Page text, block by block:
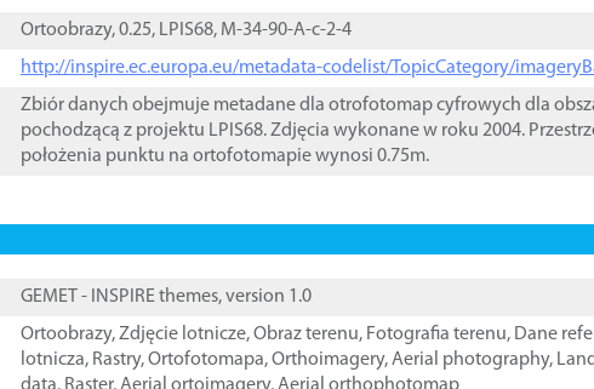
Ortoobrazy, 0.25, LPIS68, M-34-90-A-c-2-4
http://inspire.ec.europa.eu/metadata-codelist/TopicCategory/
Zbiór danych obejmuje metadane dla otrofotomap cyfrowych dla
pochodzącą z projektu LPIS68. Zdjęcia wykonane w roku 2004.
położenia punktu na ortofotomapie wynosi 0.75m.
GEMET - INSPIRE themes, version 1.0
Ortoobrazy,Zdjęcie lotnicze,Obraz terenu, Fotografia terenu, Dane
lotnicza, Rastry,Ortofotomapa,Orthoimagery,Aerial photography,